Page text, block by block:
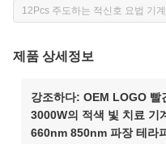
12Pcs 주도하는 적신호 요법 기계
제품 상세정보
강조하다: OEM LOGO 빨
3000W의 적색 빛 치료 기
660nm 850nm 파장 테라